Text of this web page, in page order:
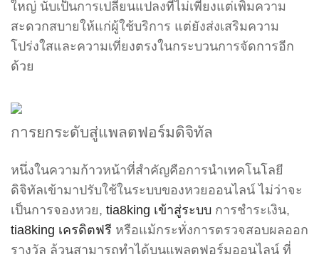
ใหญ่ นับเป็นการเปลี่ยนแปลงที่ไม่เพียงแต่เพิ่มความ
สะดวกสบายให้แก่ผู้ใช้บริการ แต่ยังส่งเสริมความ
โปร่งใสและความเที่ยงตรงในกระบวนการจัดการอีก
ด้วย
การยกระดับสู่แพลตฟอร์มดิจิทัล
หนึ่งในความก้าวหน้าที่สำคัญคือการนำเทคโนโลยี
ดิจิทัลเข้ามาปรับใช้ในระบบของหวยออนไลน์ ไม่ว่าจะ
เป็นการจองหวย, tia8king เข้าสู่ระบบ การชำระเงิน,
tia8king เครดิตฟรี หรือแม้กระทั่งการตรวจสอบผลออก
รางวัล ล้วนสามารถทำได้บนแพลตฟอร์มออนไลน์ ที่